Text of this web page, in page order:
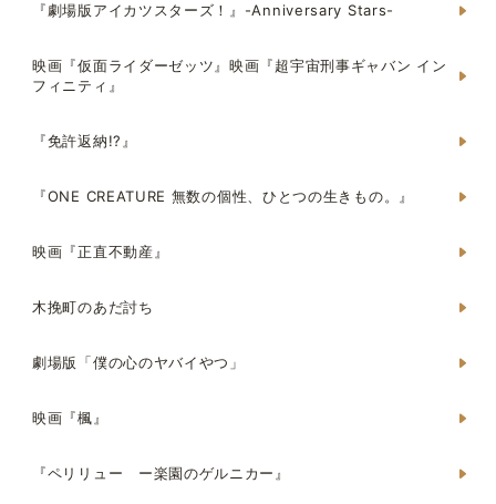
『劇場版アイカツスターズ！』-Anniversary Stars-
映画『仮面ライダーゼッツ』映画『超宇宙刑事ギャバン イン
フィニティ』
『免許返納!?』
『ONE CREATURE 無数の個性、ひとつの生きもの。』
映画『正直不動産』
木挽町のあだ討ち
劇場版「僕の心のヤバイやつ」
映画『楓』
『ペリリュー ー楽園のゲルニカー』